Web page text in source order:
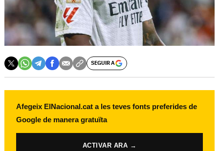
SEGUIR A
Afegeix ElNacional.cat a les teves fonts preferides de
Google de manera gratuïta
ACTIVAR ARA →